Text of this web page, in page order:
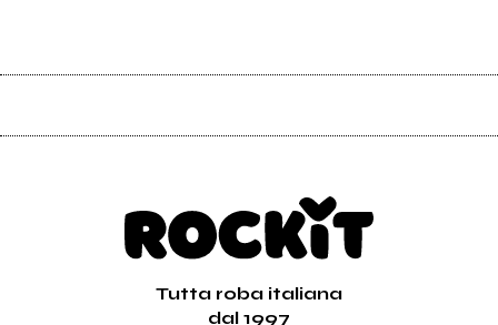
Tutta roba italiana
dal 1997